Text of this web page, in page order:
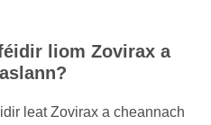
liom Zovirax a
leat Zovirax a cheannach